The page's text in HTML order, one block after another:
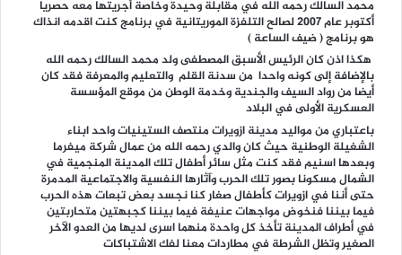
محمد السالك رحمه الله في مقابلة وحيدة وخاصة أجريتها معه حصريا
أكتوبر عام 2007 لصالح التلفزة الموريتانية في برنامج كنت اقدمه انذاك
هو برنامج ( ضيف الساعة )
هكذا اذن كان الرئيس الأسبق المصطفى ولد محمد السالك رحمه الله
بالإضافة إلى كونه واحدا من سدنة القلم والتعليم والمعرفة فقد كان
أيضا من رواد السيف والجندية وخدمة الوطن من موقع المؤسسة
العسكرية الأولى في البلاد
باعتباري من مواليد مدينة ازويرات منتصف الستينيات واحد ابناء
الشغيلة الوطنية حيث كان والدي رحمه الله من عمال شركة ميفرما
وبعدها اسنيم فقد كنت مثل سائر أطفال تلك المدينة المنجمية في
الشمال مسكونا بصور تلك الحرب وآثارها النفسية والاجتماعية المدمرة
حتى أننا في ازويرات كأطفال صغار كنا نجسد بعض تبعات هذه الحرب
فيما بيننا فنخوض مواجهات عنيفة فيما بيننا كجبهتين متحاربتين
في أطراف المدينة تأخذ كل واحدة منهما اسرى لديها من العدو الآخر
الصغير وتظل الشرطة في مطاردات معنا لفك الاشتباكات